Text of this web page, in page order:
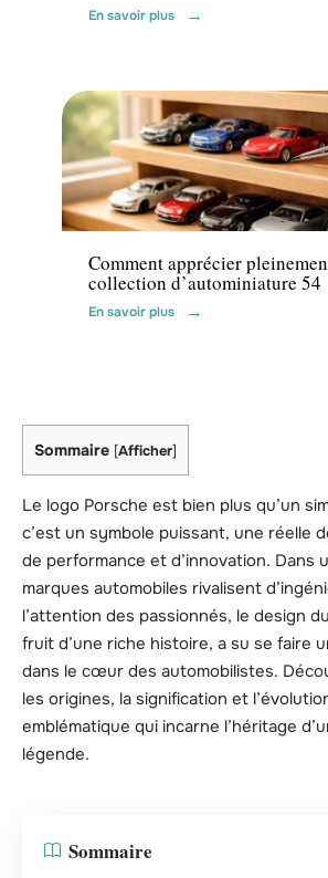
En savoir plus
Actu
Comment apprécier
collection d’autominiature 54
En savoir plus
Sommaire [Afficher]
Le logo Porsche est bien plus qu’un
c’est un symbole puissant, une réelle
de performance et d’innovation. Dans
marques automobiles rivalisent
l’attention des passionnés, le design
fruit d’une riche histoire, a su se faire
dans le cœur des automobilistes.
les origines, la signification et
emblématique qui incarne l’héritage
légende.
Sommaire